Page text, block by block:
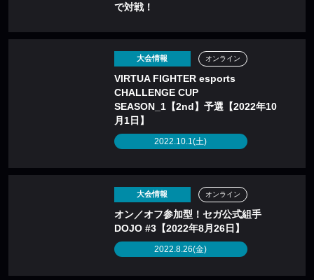
で対戦！
大会情報
VIRTUA FIGHTER esports
CHALLENGE CUP
SEASON_1【2nd】予選【2022年10
月1日】
2022.10.1(土)
オンライン
大会情報
オン／オフ参加型！セガ公式組手
DOJO #3【2022年8月26日】
2022.8.26(金)
オンライン